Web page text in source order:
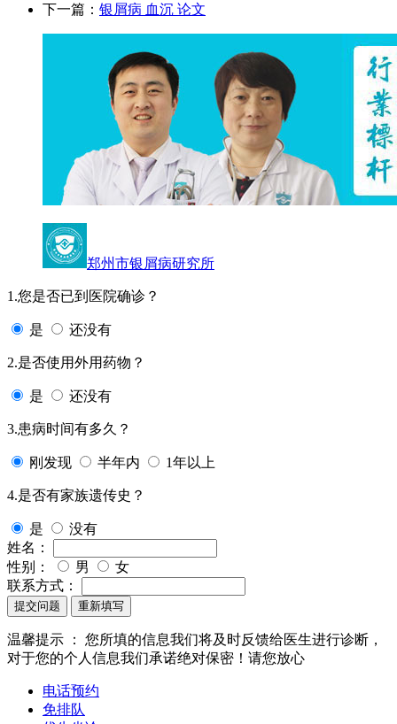
下一篇： 银屑病 血沉 论文
郑州市银屑病研究所
1.您是否已到医院确诊？
是 还没有
2.是否使用外用药物？
是 还没有
3.患病时间有多久？
刚发现 半年内 1年以上
4.是否有家族遗传史？
是
没有
姓名：
性别：
男
女
联系方式：
提交问题 重新填写
温馨提示 ： 您所填的信息我们将及时反馈给医生进行诊断，
对于您的个人信息我们承诺绝对保密！请您放心
电话预约
免排队